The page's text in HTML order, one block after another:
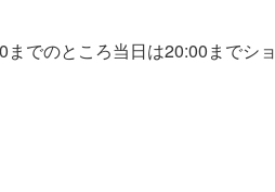
でのところ当日は20:00までショ